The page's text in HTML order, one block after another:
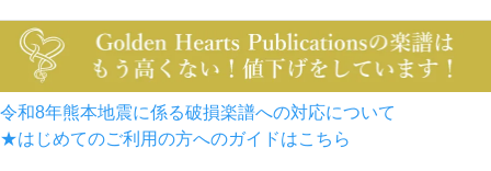
令和8年熊本地震に係る破損楽譜への対応について
★はじめてのご利用の方へのガイドはこちら